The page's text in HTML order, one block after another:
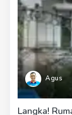
Agus
Langka!